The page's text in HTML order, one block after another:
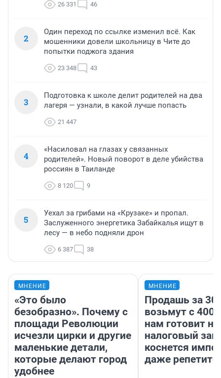
26 331 46
2
Один переход по ссылке изменил всё. Как
мошенники довели школьницу в Чите до
попытки поджога здания
23 348 43
3
Подготовка к школе делит родителей на два
лагеря — узнали, в какой лучше попасть
21 447
4
«Насиловал на глазах у связанных
родителей». Новый поворот в деле убийства
россиян в Таиланде
8 120 9
5
Уехал за грибами на «Крузаке» и пропал.
Заслуженного энергетика Забайкалья ищут в
лесу — в небо подняли дрон
6 387 38
МНЕНИЕ
«Это было
безобразно». Почему с
площади Революции
исчезли цирки и другие
маленькие детали,
которые делают город
удобнее
МНЕНИЕ
Продашь за
возьмут с
нам готовит
налоговый
коснется
даже